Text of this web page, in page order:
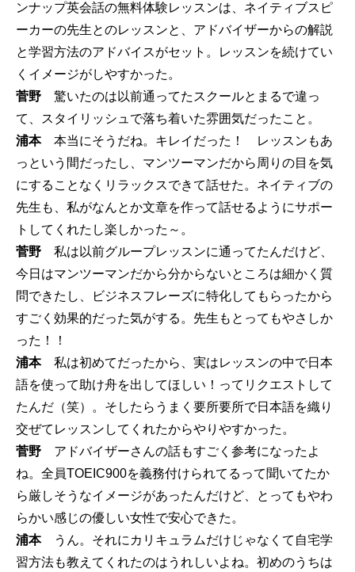
ンナップ英会話の無料体験レッスンは、ネイティブスピ
ーカーの先生とのレッスンと、アドバイザーからの解説
と学習方法のアドバイスがセット。レッスンを続けてい
くイメージがしやすかった。
菅野 驚いたのは以前通ってたスクールとまるで違っ
て、スタイリッシュで落ち着いた雰囲気だったこと。
浦本本当にそうだね。キレイだった！ レッスンもあ
っという間だったし、マンツーマンだから周りの目を気
にすることなくリラックスできて話せた。ネイティブの
先生も、私がなんとか文章を作って話せるようにサポー
トしてくれたし楽しかった～。
菅野 私は以前グループレッスンに通ってたんだけど、
今日はマンツーマンだから分からないところは細かく質
問できたし、ビジネスフレーズに特化してもらったから
すごく効果的だった気がする。先生もとってもやさしか
った！！
浦本私は初めてだったから、実はレッスンの中で日本
語を使って助け舟を出してほしい！ってリクエストして
たんだ（笑）。そしたらうまく要所要所で日本語を織り
交ぜてレッスンしてくれたからやりやすかった。
菅野 アドバイザーさんの話もすごく参考になったよ
ね。全員TOEIC900を義務付けられてるって聞いてたか
ら厳しそうなイメージがあったんだけど、とってもやわ
らかい感じの優しい女性で安心できた。
浦本うん。それにカリキュラムだけじゃなくて自宅学
習方法も教えてくれたのはうれしいよね。初めのうちは